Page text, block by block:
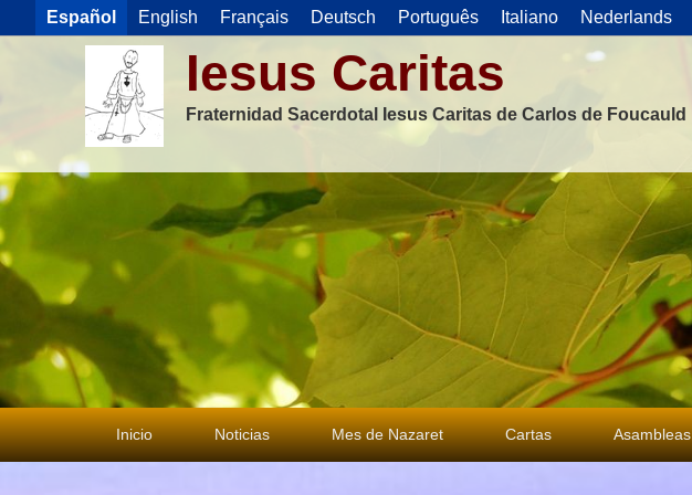
Español English Français Deutsch Português Italiano Nederlands
Iesus Caritas
Fraternidad Sacerdotal Iesus Caritas de Carlos de Foucauld
Menú
principal
Inicio Noticias Mes de Nazaret Cartas Asambleas